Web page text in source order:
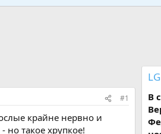
#1
крайне нервно и
но такое хрупкое!
В